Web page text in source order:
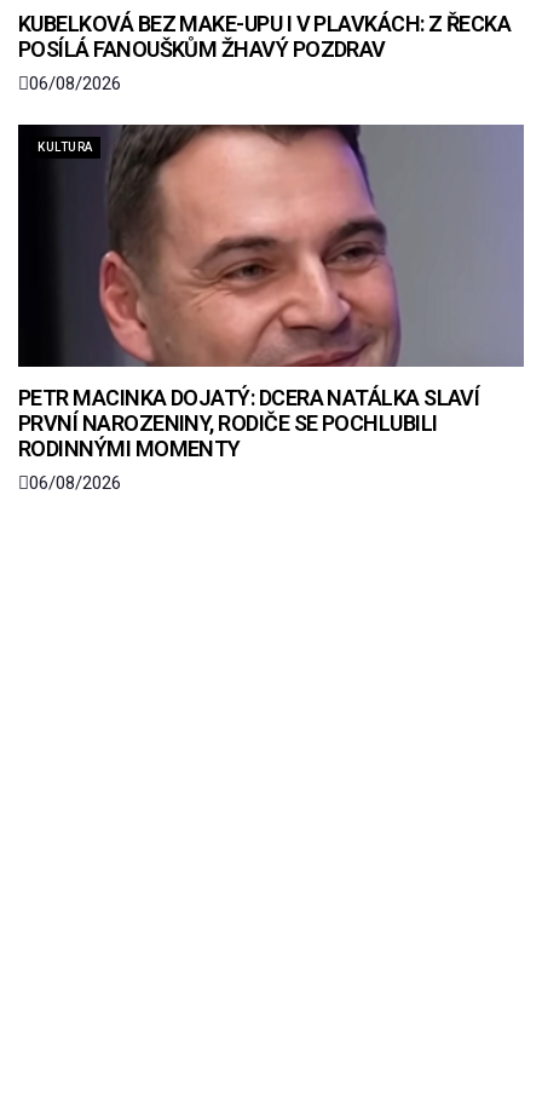
KUBELKOVÁ BEZ MAKE-UPU I V PLAVKÁCH: Z ŘECKA
POSÍLÁ FANOUŠKŮM ŽHAVÝ POZDRAV
06/08/2026
KULTURA
PETR MACINKA DOJATÝ: DCERA NATÁLKA SLAVÍ
PRVNÍ NAROZENINY, RODIČE SE POCHLUBILI
RODINNÝMI MOMENTY
06/08/2026